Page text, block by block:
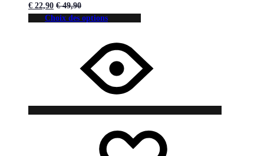
€ 22,90 €49,90
Choix des options